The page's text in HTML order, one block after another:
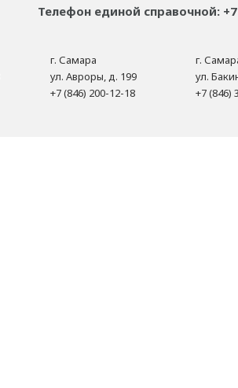
Телефон единой справочной:
г. Самара
ул. Авроры, д. 199
+7 (846) 200-12-18
г.
ул.
+7 (846)